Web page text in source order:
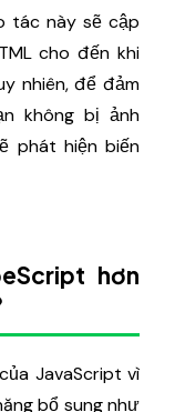
tác này sẽ cập
cho đến khi
nhiên, để đảm
không bị ảnh
phát hiện biến
hơn
JavaScript vì
bổ sung như